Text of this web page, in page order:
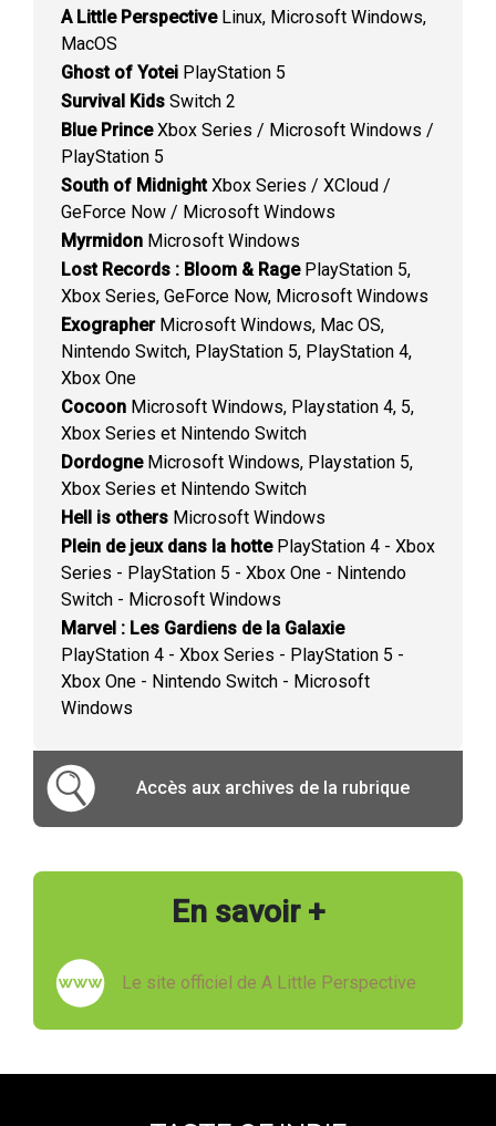
A Little PerspectiveLinux, Microsoft Windows,
MacOS
Ghost of Yotei PlayStation 5
Survival Kids Switch 2
Blue PrinceXbox Series / Microsoft Windows /
PlayStation 5
South of MidnightXbox Series / XCloud /
GeForce Now / Microsoft Windows
Myrmidon Microsoft Windows
Lost Records : Bloom & RagePlayStation 5,
Xbox Series, GeForce Now, Microsoft Windows
ExographerMicrosoft Windows, Mac OS,
Nintendo Switch, PlayStation 5, PlayStation 4,
Xbox One
Cocoon Microsoft Windows, Playstation 4, 5,
Xbox Series et Nintendo Switch
DordogneMicrosoft Windows, Playstation 5,
Xbox Series et Nintendo Switch
Hell is others Microsoft Windows
Plein de jeux dans la hottePlayStation 4 - Xbox
Series - PlayStation 5 - Xbox One - Nintendo
Switch - Microsoft Windows
Marvel : Les Gardiens de la Galaxie
PlayStation 4 - Xbox Series - PlayStation 5 -
Xbox One - Nintendo Switch - Microsoft
Windows
Accès aux archives de la rubrique
En savoir +
Le site officiel de A Little Perspective